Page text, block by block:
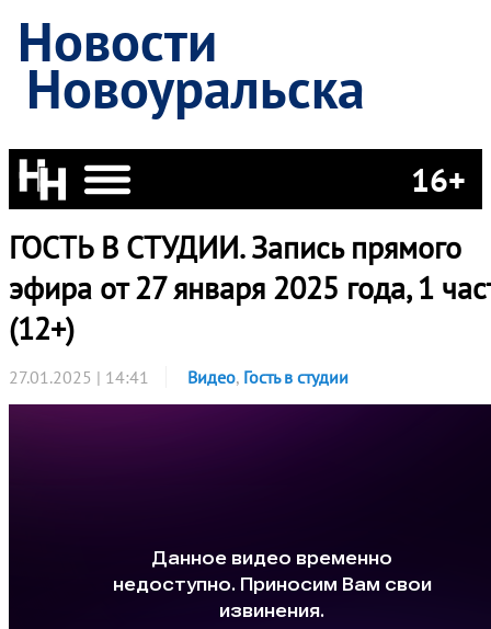
Новости
Новоуральска
16+
ГОСТЬ В СТУДИИ. Запись прямого
эфира от 27 января 2025 года, 1
(12+)
27.01.2025 | 14:41 Видео, Гость в студии